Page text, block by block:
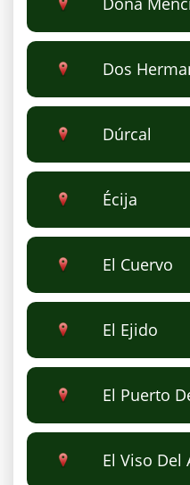
Dos
Dúrcal
Écija
El Cuervo
El Ejido
El Puerto
El Viso Del